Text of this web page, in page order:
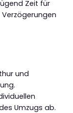
Zeit für
und
Umzugs ab.